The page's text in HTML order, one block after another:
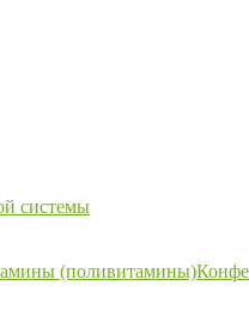
системы
(поливитамины)